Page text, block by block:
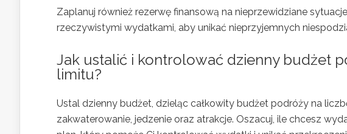
Zaplanuj również rezerwę finansową na nieprzewidziane
rzeczywistymi wydatkami, aby unikać nieprzyjemnych
Jak ustalić i kontrolować dzienny budżet
limitu?
Ustal dzienny budżet, dzieląc całkowity budżet podróży na
zakwaterowanie, jedzenie oraz atrakcje. Oszacuj, ile chcesz